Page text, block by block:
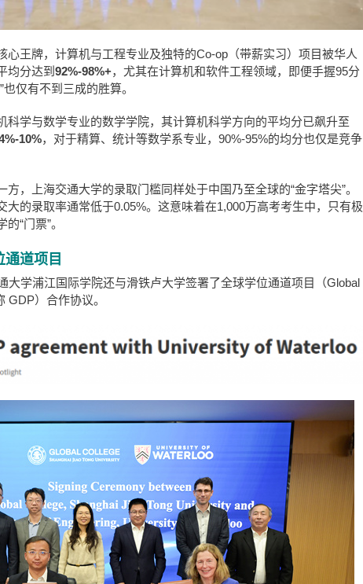
心王牌，计算机与工程专业及独特的Co-op（带薪实习）项目被华人
均分达到 92%-98%+，尤其在计算机和软件工程领域，即便手握95分
仅有不到三成的胜算。
科学与数学专业的数学学院，其计算机科学方向的平均分已飙升至
10%，对于精算、统计等数学系专业，90%-95%的均分也仅是竞争
方，上海交通大学的录取门槛同样处于中国乃至全球的“金字塔尖”。
大的录取率通常低于0.05%。这意味着在1,000万高考考生中，只有极
的“门票”。
道项目
大学浦江国际学院还与滑铁卢大学签署了全球学位通道项目（Global
GDP）合作协议。